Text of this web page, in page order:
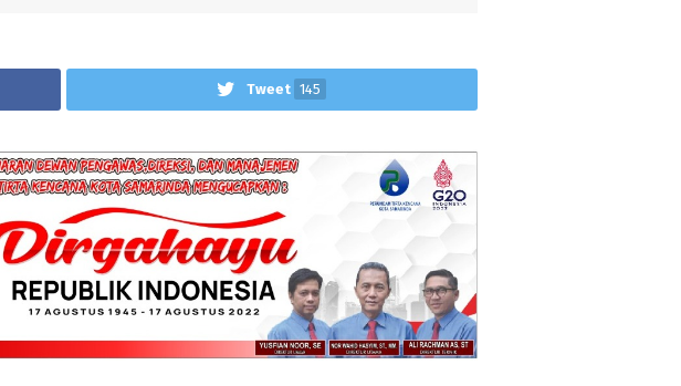
Tweet 145